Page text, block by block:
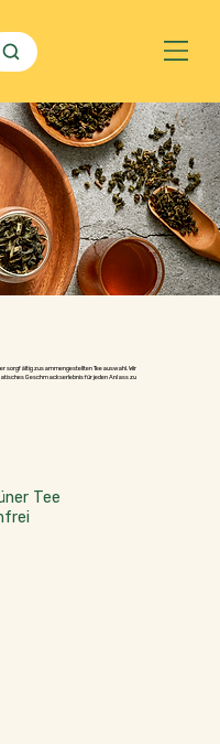
sorgfältig zusammengestellten Teeauswahl. Wir
Geschmackserlebnis für jeden Anlass zu
Tee